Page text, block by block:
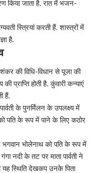
किया जाता है. रात में भजन-
स्त्रियां करती हैं. शास्त्रों में
है.
शंकर की विधि-विधान से पूजा की
प्राप्ति होती है. कुंवारी कन्याएं
हैं.
के पुनर्मिलन के उपलक्ष्य में
को पति के रूप में पाने के लिए कठोर
भगवान भोलेनाथ को पति के रूप में
नदी के तट पर माता पार्वती ने
यह स्थिति देखकप उनके पिता